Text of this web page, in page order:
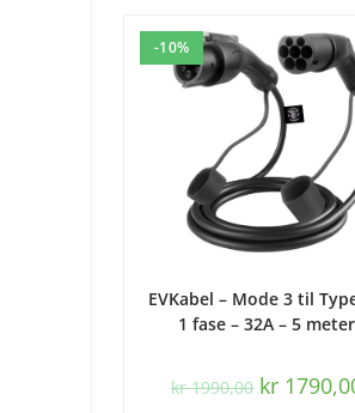
-10%
EVKabel – Mode 3 til
1 fase – 32A – 5 meter
kr1990,00 kr